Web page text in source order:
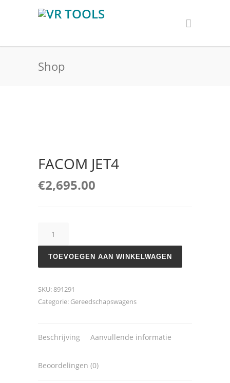
Shop
FACOM JET4
€2,695.00
aantal
TOEVOEGEN AAN WINKELWAGEN
SKU:891291
Categorie: Gereedschapswagens
Beschrijving Aanvullende informatie
Beoordelingen (0)